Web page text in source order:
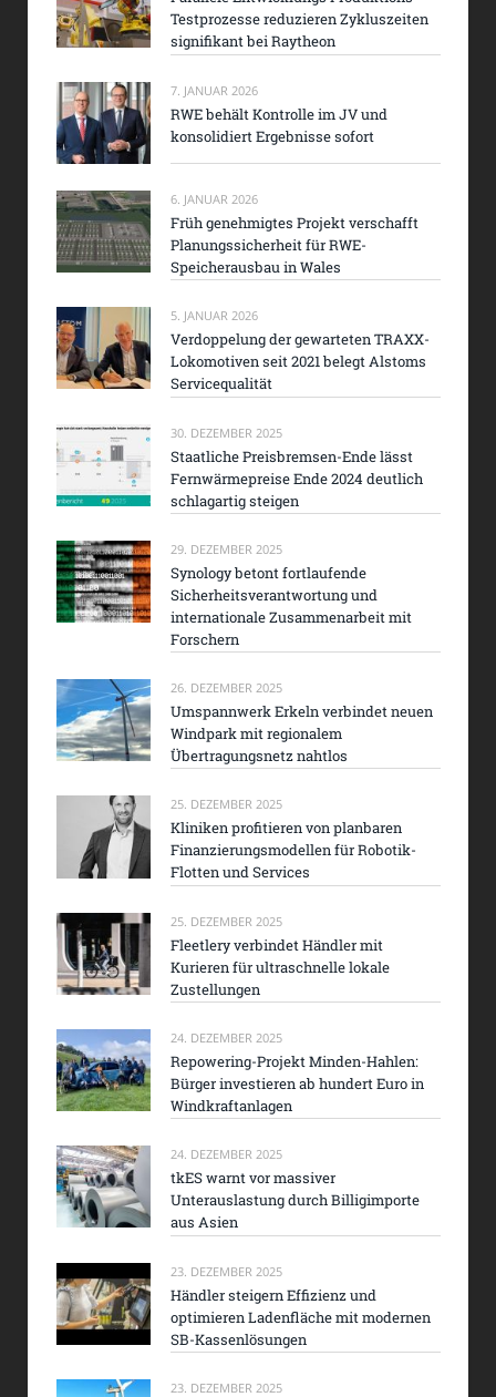
Testprozesse reduzieren Zykluszeiten
signifikant bei Raytheon
7. JANUAR 2026
RWE behält Kontrolle im JV und
konsolidiert Ergebnisse sofort
6. JANUAR 2026
Früh genehmigtes Projekt verschafft
Planungssicherheit für RWE-
Speicherausbau in Wales
5. JANUAR 2026
Verdoppelung der gewarteten TRAXX-
Lokomotiven seit 2021 belegt Alstoms
Servicequalität
30. DEZEMBER 2025
Staatliche Preisbremsen-Ende lässt
Fernwärmepreise Ende 2024 deutlich
schlagartig steigen
29. DEZEMBER 2025
Synology betont fortlaufende
Sicherheitsverantwortung und
internationale Zusammenarbeit mit
Forschern
26. DEZEMBER 2025
Umspannwerk Erkeln verbindet neuen
Windpark mit regionalem
Übertragungsnetz nahtlos
25. DEZEMBER 2025
Kliniken profitieren von planbaren
Finanzierungsmodellen für Robotik-
Flotten und Services
25. DEZEMBER 2025
Fleetlery verbindet Händler mit
Kurieren für ultraschnelle lokale
Zustellungen
24. DEZEMBER 2025
Repowering-Projekt Minden-Hahlen:
Bürger investieren ab hundert Euro in
Windkraftanlagen
24. DEZEMBER 2025
tkES warnt vor massiver
Unterauslastung durch Billigimporte
aus Asien
23. DEZEMBER 2025
Händler steigern Effizienz und
optimieren Ladenfläche mit modernen
SB-Kassenlösungen
23. DEZEMBER 2025